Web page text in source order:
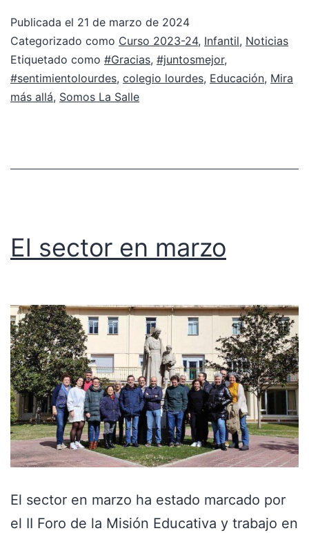
Publicada el 21 de marzo de 2024
Categorizado como Curso 2023-24, Infantil, Noticias
Etiquetado como #Gracias, #juntosmejor,
#sentimientolourdes, colegio lourdes, Educación, Mira
más allá, Somos La Salle
El sector en marzo
El sector en marzo ha estado marcado por
el II Foro de la Misión Educativa y trabajo en